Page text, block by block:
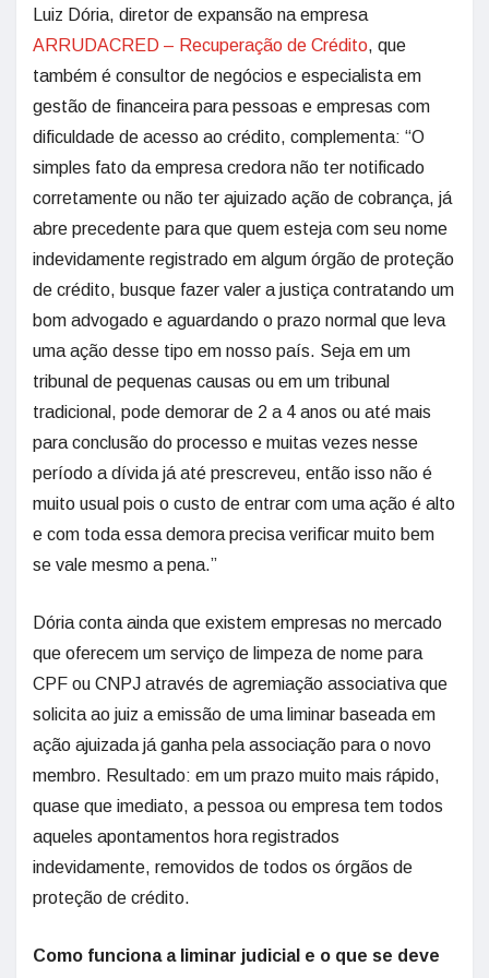
Luiz Dória, diretor de expansão na empresa
ARRUDACRED – Recuperação de Crédito, que
também é consultor de negócios e especialista em
gestão de financeira para pessoas e empresas com
dificuldade de acesso ao crédito, complementa: “O
simples fato da empresa credora não ter notificado
corretamente ou não ter ajuizado ação de cobrança, já
abre precedente para que quem esteja com seu nome
indevidamente registrado em algum órgão de proteção
de crédito, busque fazer valer a justiça contratando um
bom advogado e aguardando o prazo normal que leva
uma ação desse tipo em nosso país. Seja em um
tribunal de pequenas causas ou em um tribunal
tradicional, pode demorar de 2 a 4 anos ou até mais
para conclusão do processo e muitas vezes nesse
período a dívida já até prescreveu, então isso não é
muito usual pois o custo de entrar com uma ação é alto
e com toda essa demora precisa verificar muito bem
se vale mesmo a pena.”
Dória conta ainda que existem empresas no mercado
que oferecem um serviço de limpeza de nome para
CPF ou CNPJ através de agremiação associativa que
solicita ao juiz a emissão de uma liminar baseada em
ação ajuizada já ganha pela associação para o novo
membro. Resultado: em um prazo muito mais rápido,
quase que imediato, a pessoa ou empresa tem todos
aqueles apontamentos hora registrados
indevidamente, removidos de todos os órgãos de
proteção de crédito.
Como funciona a liminar judicial e o que se deve